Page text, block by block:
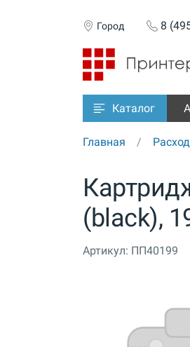
Город 8
Каталог
Главная
(black),
Артикул: ПП40199